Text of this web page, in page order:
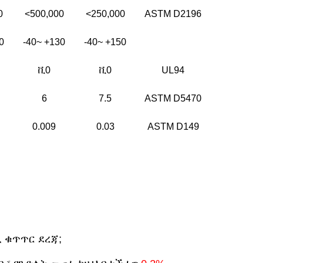
<500,000 <250,000 ASTM D2196
-40~ +130 -40~ +150
ቪ0 ቪ0 UL94
6 7.5 ASTM D5470
0.009 0.03 ASTM D149
ቁጥጥር ደረጃ;